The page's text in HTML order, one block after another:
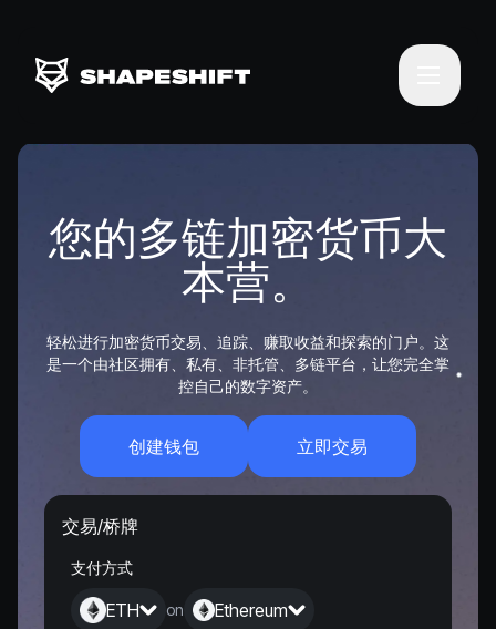
您的多链加密货币大
本营。
轻松进行加密货币交易、追踪、赚取收益和探索的门户。这
是一个由社区拥有、私有、非托管、多链平台，让您完全掌
控自己的数字资产。
创建钱包 立即交易
交易/桥牌
支付方式
ETH on Ethereum